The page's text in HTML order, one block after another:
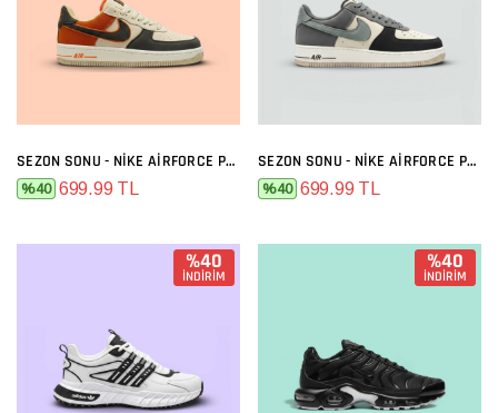
SEZON SONU - NIKE AIRFORCE PREMIUM BEJ FÜME TURUNCU
%40 699.99 TL
SEZON SONU - NIKE AIRFORCE PREMIUM BEJ FÜME
%40 699.99 TL
%40
İNDİRİM
%40
İNDİRİM